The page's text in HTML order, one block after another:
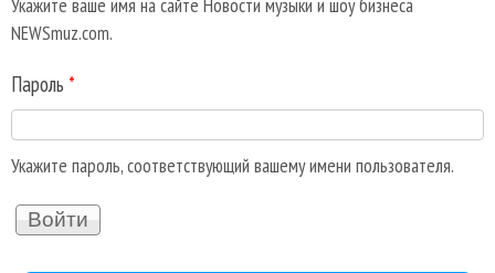
Укажите ваше имя на сайте Новости музыки и шоу бизнеса
NEWSmuz.com.
Пароль *
Укажите пароль, соответствующий вашему имени пользователя.